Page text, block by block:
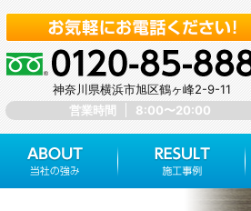
区 みらいホーム株式会社
神奈川県横浜市旭区鶴ヶ峰2-9-11
営業時間
8:00〜20:00